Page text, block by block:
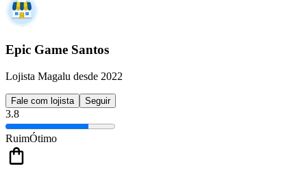
Epic Game Santos
Lojista Magalu desde 2022
Fale com lojista Seguir
3.8
RuimÓtimo